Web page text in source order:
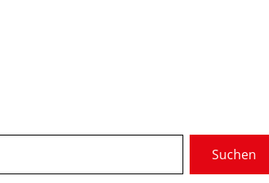
Kommunale Dienste
Suchen